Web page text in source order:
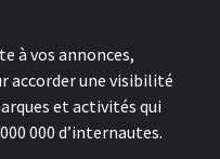
à vos annonces,
une visibilité
et activités qui
000 d’internautes.